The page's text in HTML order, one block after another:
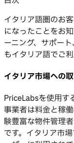
イタリア語圏のお
になったことをお
ーニング、サポー
もイタリア語でご
イタリア市場への
PriceLabsを使用す
事業者は料金と稼
験豊富な物件管理
です。イタリア市